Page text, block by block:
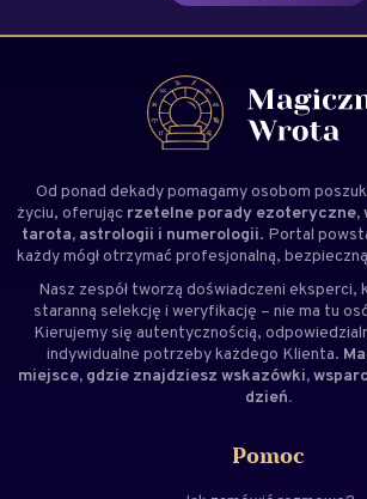
Od ponad dekady pomagamy osobom
życiu, oferując rzetelne porady ezoteryczne,
tarota, astrologii i numerologii. Portal
każdy mógł otrzymać profesjonalną,
Nasz zespół tworzą doświadczeni eksperci,
staranną selekcję i weryfikację – nie ma tu
Kierujemy się autentycznością,
indywidualne potrzeby każdego Klienta.
miejsce, gdzie znajdziesz wskazówki,
dzień.
Pomoc